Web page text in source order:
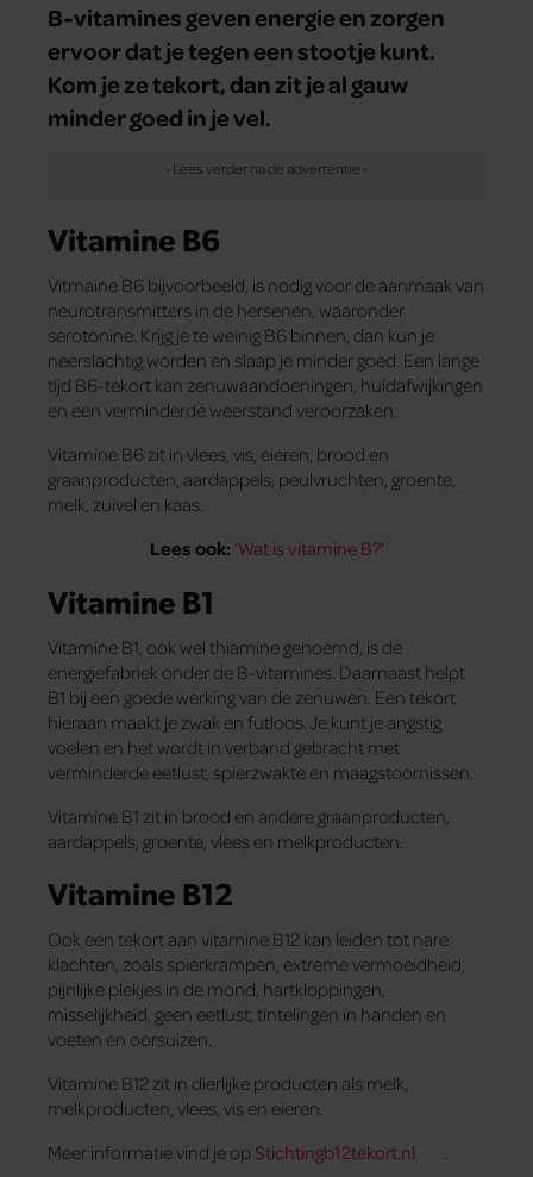
B-vitamines geven energie en zorgen
ervoor dat je tegen een stootje kunt.
Kom je ze tekort, dan zit je al gauw
minder goed in je vel.
Vitamine B6
Vitmaine B6 bijvoorbeeld, is nodig voor de aanmaak van
neurotransmitters in de hersenen, waaronder
serotonine. Krijg je te weinig B6 binnen, dan kun je
neerslachtig worden en slaap je minder goed. Een lange
tijd B6-tekort kan zenuwaandoeningen, huidafwijkingen
en een verminderde weerstand veroorzaken.
Vitamine B6 zit in vlees, vis, eieren, brood en
graanproducten, aardappels, peulvruchten, groente,
melk, zuivel en kaas.
Lees ook: ‘Wat is vitamine B?‘
Vitamine B1
Vitamine B1, ook wel thiamine genoemd, is de
energiefabriek onder de B-vitamines. Daarnaast helpt
B1 bij een goede werking van de zenuwen. Een tekort
hieraan maakt je zwak en futloos. Je kunt je angstig
voelen en het wordt in verband gebracht met
verminderde eetlust, spierzwakte en maagstoornissen.
Vitamine B1 zit in brood en andere graanproducten,
aardappels, groente, vlees en melkproducten.
Vitamine B12
Ook een tekort aan vitamine B12 kan leiden tot nare
klachten, zoals spierkrampen, extreme vermoeidheid,
pijnlijke plekjes in de mond, hartkloppingen,
misselijkheid, geen eetlust, tintelingen in handen en
voeten en oorsuizen.
Vitamine B12 zit in dierlijke producten als melk,
melkproducten, vlees, vis en eieren.
Meer informatie vind je op Stichtingb12tekort.nl